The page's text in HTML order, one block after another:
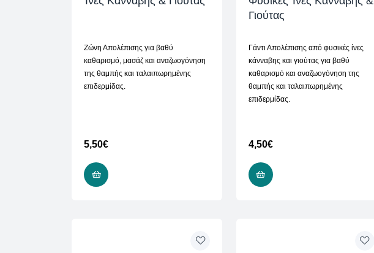
Ζώνη Απολέπισης για βαθύ
καθαρισμό, μασάζ και αναζωογόνηση
της θαμπής και ταλαιπωρημένης
επιδερμίδας.
5,50€
Γιούτας
Γάντι Απολέπισης από φυσικές ίνες
κάνναβης και γιούτας για βαθύ
καθαρισμό και αναζωογόνηση της
θαμπής και ταλαιπωρημένης
επιδερμίδας.
4,50€